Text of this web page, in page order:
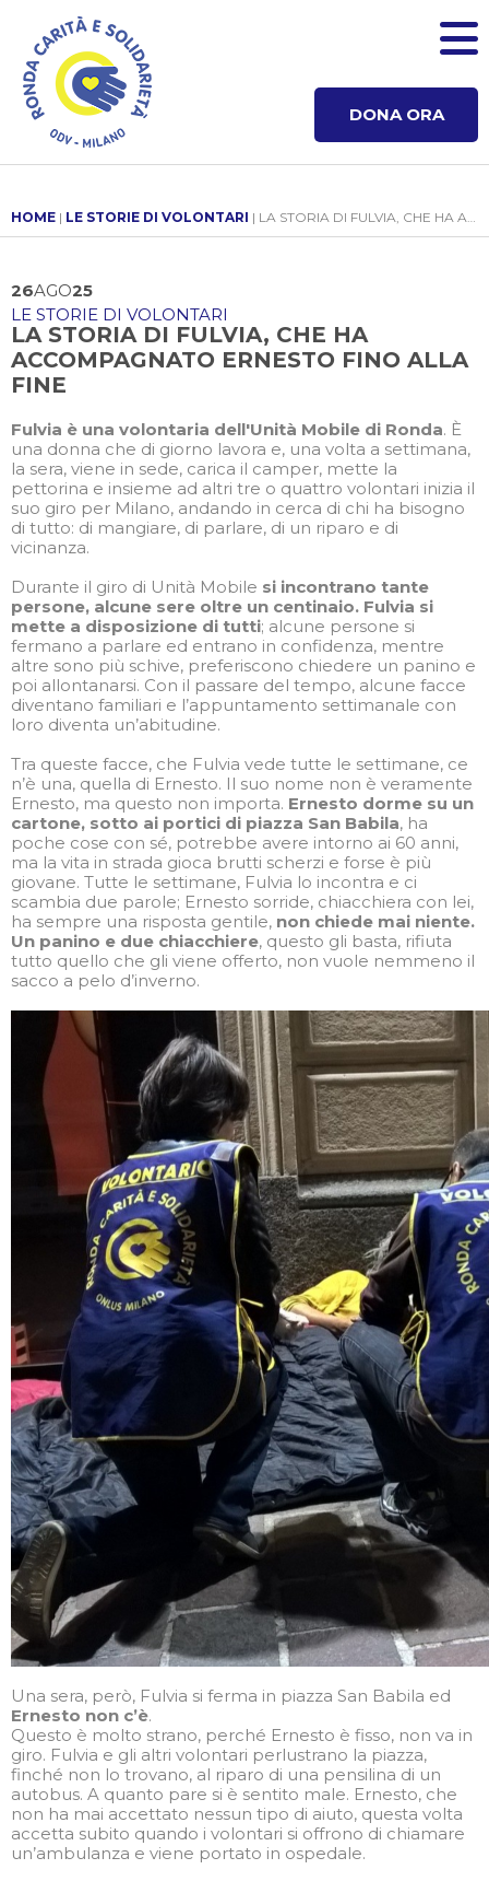
DONA ORA
HOME | LE STORIE DI VOLONTARI | LA STORIA DI FULVIA, CHE HA ACCOMPAGNATO ERNESTO FINO ALLA FINE
26AGO25
LE STORIE DI VOLONTARI
LA STORIA DI FULVIA, CHE HA
ACCOMPAGNATO ERNESTO FINO ALLA
FINE
Fulvia è una volontaria dell'Unità Mobile di Ronda. È
una donna che di giorno lavora e, una volta a settimana,
la sera, viene in sede, carica il camper, mette la
pettorina e insieme ad altri tre o quattro volontari inizia il
suo giro per Milano, andando in cerca di chi ha bisogno
di tutto: di mangiare, di parlare, di un riparo e di
vicinanza.
Durante il giro di Unità Mobile si incontrano tante
persone, alcune sere oltre un centinaio. Fulvia si
mette a disposizione di tutti; alcune persone si
fermano a parlare ed entrano in confidenza, mentre
altre sono più schive, preferiscono chiedere un panino e
poi allontanarsi. Con il passare del tempo, alcune facce
diventano familiari e l’appuntamento settimanale con
loro diventa un’abitudine.
Tra queste facce, che Fulvia vede tutte le settimane, ce
n’è una, quella di Ernesto. Il suo nome non è veramente
Ernesto, ma questo non importa. Ernesto dorme su un
cartone, sotto ai portici di piazza San Babila, ha
poche cose con sé, potrebbe avere intorno ai 60 anni,
ma la vita in strada gioca brutti scherzi e forse è più
giovane. Tutte le settimane, Fulvia lo incontra e ci
scambia due parole; Ernesto sorride, chiacchiera con lei,
ha sempre una risposta gentile, non chiede mai niente.
Un panino e due chiacchiere, questo gli basta, rifiuta
tutto quello che gli viene offerto, non vuole nemmeno il
sacco a pelo d’inverno.
Una sera, però, Fulvia si ferma in piazza San Babila ed
Ernesto non c’è.
Questo è molto strano, perché Ernesto è fisso, non va in
giro. Fulvia e gli altri volontari perlustrano la piazza,
finché non lo trovano, al riparo di una pensilina di un
autobus. A quanto pare si è sentito male. Ernesto, che
non ha mai accettato nessun tipo di aiuto, questa volta
accetta subito quando i volontari si offrono di chiamare
un’ambulanza e viene portato in ospedale.